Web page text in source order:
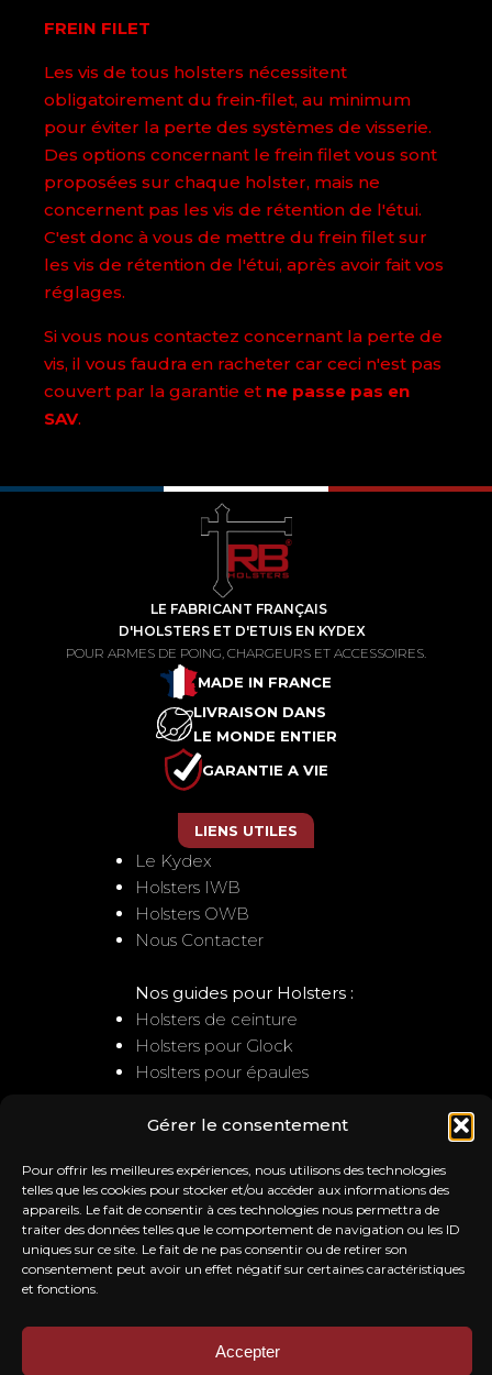
Gérer le consentement
Pour offrir les meilleures expériences, nous utilisons des technologies
telles que les cookies pour stocker et/ou accéder aux informations des
appareils. Le fait de consentir à ces technologies nous permettra de
traiter des données telles que le comportement de navigation ou les ID
uniques sur ce site. Le fait de ne pas consentir ou de retirer son
consentement peut avoir un effet négatif sur certaines caractéristiques
et fonctions.
Accepter
FREIN FILET
Les vis de tous holsters nécessitent
obligatoirement du frein-filet, au minimum
pour éviter la perte des systèmes de visserie.
Des options concernant le frein filet vous sont
proposées sur chaque holster, mais ne
concernent pas les vis de rétention de l'étui.
C'est donc à vous de mettre du frein filet sur
les vis de rétention de l'étui, après avoir fait vos
réglages.
Si vous nous contactez concernant la perte de
vis, il vous faudra en racheter car ceci n'est pas
couvert par la garantie et ne passe pas en
SAV.
LE FABRICANT FRANÇAIS
D'HOLSTERS ET D'ETUIS EN KYDEX
POUR ARMES DE POING, CHARGEURS ET ACCESSOIRES.
MADE IN FRANCE
LIVRAISON DANS
LE MONDE ENTIER
GARANTIE A VIE
LIENS UTILES
Le Kydex
Holsters IWB
Holsters OWB
Nous Contacter
Nos guides pour Holsters :
Holsters de ceinture
Holsters pour Glock
Hoslters pour épaules
NOUS CONTACTER
Service client
: contact@trb-holsters.com
Notre Atelier
20A la ferme de l'ile
28260 SAUSSAY
NOS AVIS